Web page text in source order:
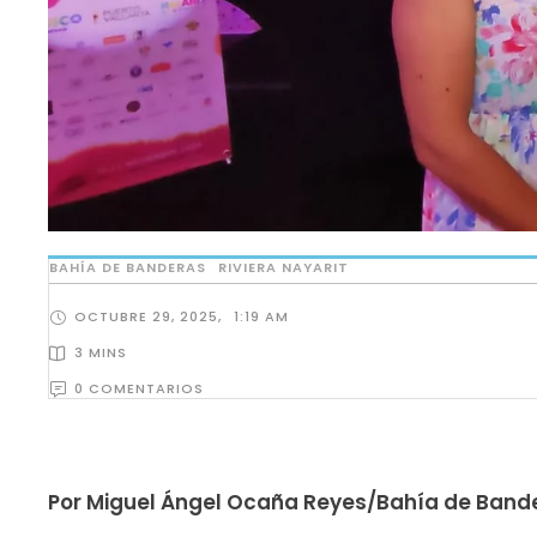
BAHÍA DE BANDERAS RIVIERA NAYARIT
OCTUBRE 29, 2025,
1:19 AM
3 MINS
0 COMENTARIOS
Por Miguel Ángel Ocaña Reyes/Bahía de